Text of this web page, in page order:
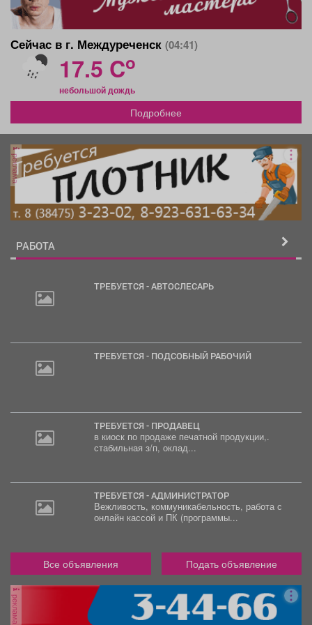
Сейчас в г. Междуреченск (04:41)
17.5 Co
небольшой дождь
Подробнее
реклама
РАБОТА
ТРЕБУЕТСЯ - АВТОСЛЕСАРЬ
ТРЕБУЕТСЯ - ПОДСОБНЫЙ РАБОЧИЙ
ТРЕБУЕТСЯ - ПРОДАВЕЦ
в киоск по продаже печатной продукции,.
стабильная з/п, оклад...
ТРЕБУЕТСЯ - АДМИНИСТРАТОР
Вежливость, коммуникабельность, работа с
онлайн кассой и ПК (программы...
Все объявления Подать объявление
реклама